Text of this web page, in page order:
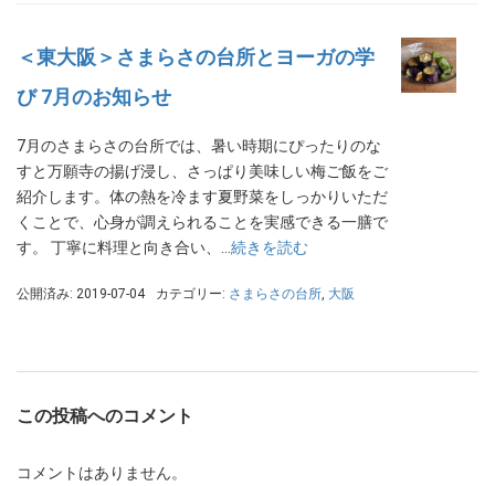
＜東大阪＞さまらさの台所とヨーガの学
び 7月のお知らせ
7月のさまらさの台所では、暑い時期にぴったりのな
すと万願寺の揚げ浸し、さっぱり美味しい梅ご飯をご
紹介します。体の熱を冷ます夏野菜をしっかりいただ
くことで、心身が調えられることを実感できる一膳で
す。 丁寧に料理と向き合い、… 続きを読む
公開済み: 2019-07-04 カテゴリー: さまらさの台所, 大阪
この投稿へのコメント
コメントはありません。